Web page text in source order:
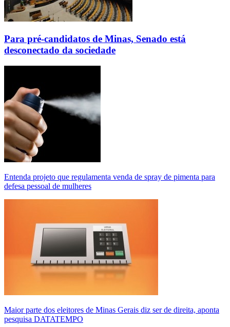
Para pré-candidatos de Minas, Senado está
desconectado da sociedade
Entenda projeto que regulamenta venda de spray de pimenta para
defesa pessoal de mulheres
Maior parte dos eleitores de Minas Gerais diz ser de direita, aponta
pesquisa DATATEMPO